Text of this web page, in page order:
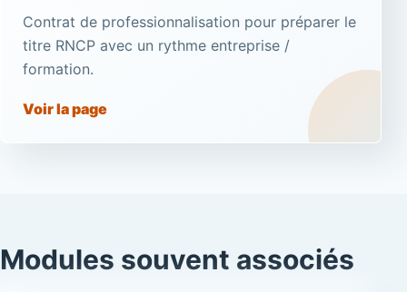
Contrat de professionnalisation pour préparer le
titre RNCP avec un rythme entreprise /
formation.
Voir la page
Modules souvent associés